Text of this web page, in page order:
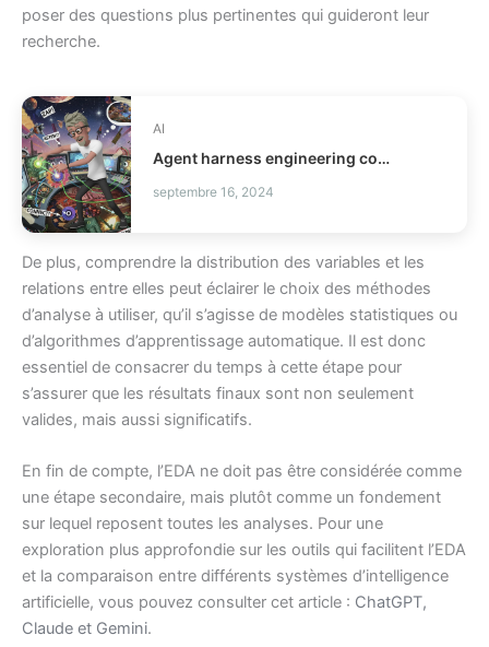
poser des questions plus pertinentes qui guideront leur
recherche.
AI
Agent harness engineering comment fiabiliser vos agents IA ?
septembre 16, 2024
De plus, comprendre la distribution des variables et les
relations entre elles peut éclairer le choix des méthodes
d’analyse à utiliser, qu’il s’agisse de modèles statistiques ou
d’algorithmes d’apprentissage automatique. Il est donc
essentiel de consacrer du temps à cette étape pour
s’assurer que les résultats finaux sont non seulement
valides, mais aussi significatifs.
En fin de compte, l’EDA ne doit pas être considérée comme
une étape secondaire, mais plutôt comme un fondement
sur lequel reposent toutes les analyses. Pour une
exploration plus approfondie sur les outils qui facilitent l’EDA
et la comparaison entre différents systèmes d’intelligence
artificielle, vous pouvez consulter cet article : ChatGPT,
Claude et Gemini.